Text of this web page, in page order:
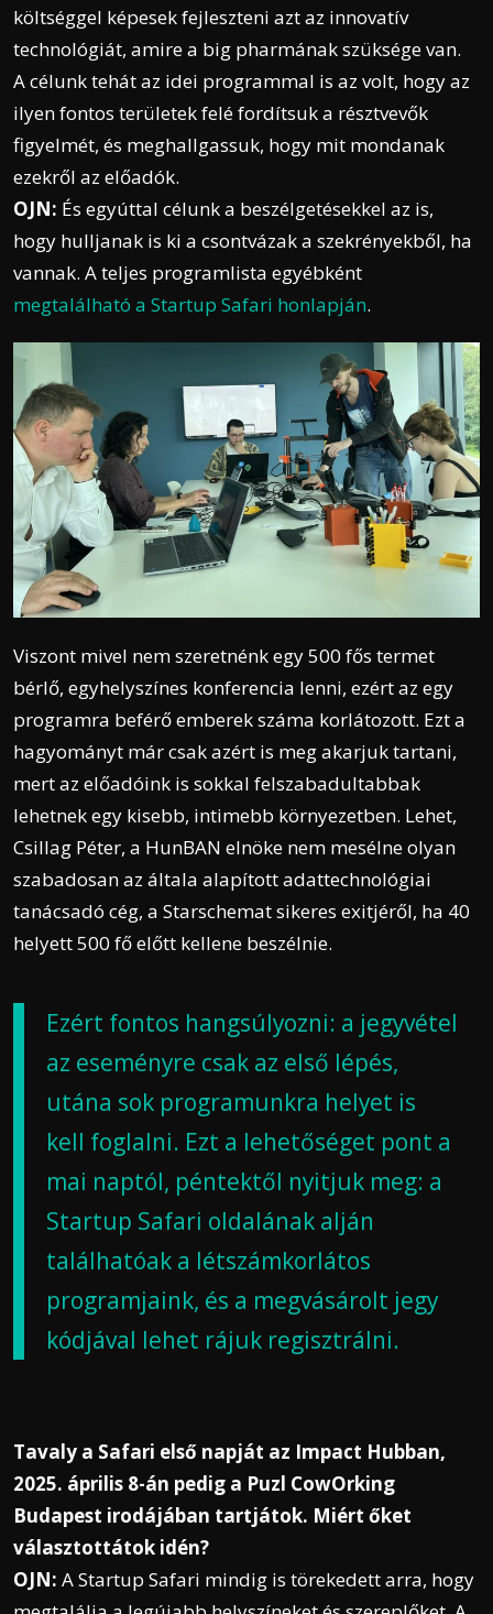
költséggel képesek fejleszteni azt az innovatív
technológiát, amire a big pharmának szüksége van.
A célunk tehát az idei programmal is az volt, hogy az
ilyen fontos területek felé fordítsuk a résztvevők
figyelmét, és meghallgassuk, hogy mit mondanak
ezekről az előadók.
OJN: És egyúttal célunk a beszélgetésekkel az is,
hogy hulljanak is ki a csontvázak a szekrényekből, ha
vannak. A teljes programlista egyébként
megtalálható a Startup Safari honlapján.
Viszont mivel nem szeretnénk egy 500 fős termet
bérlő, egyhelyszínes konferencia lenni, ezért az egy
programra beférő emberek száma korlátozott. Ezt a
hagyományt már csak azért is meg akarjuk tartani,
mert az előadóink is sokkal felszabadultabbak
lehetnek egy kisebb, intimebb környezetben. Lehet,
Csillag Péter, a HunBAN elnöke nem mesélne olyan
szabadosan az általa alapított adattechnológiai
tanácsadó cég, a Starschemat sikeres exitjéről, ha 40
helyett 500 fő előtt kellene beszélnie.
Ezért fontos hangsúlyozni: a jegyvétel
az eseményre csak az első lépés,
utána sok programunkra helyet is
kell foglalni. Ezt a lehetőséget pont a
mai naptól, péntektől nyitjuk meg: a
Startup Safari oldalának alján
találhatóak a létszámkorlátos
programjaink, és a megvásárolt jegy
kódjával lehet rájuk regisztrálni.
Tavaly a Safari első napját az Impact Hubban,
2025. április 8-án pedig a Puzl CowOrking
Budapest irodájában tartjátok. Miért őket
választottátok idén?
OJN: A Startup Safari mindig is törekedett arra, hogy